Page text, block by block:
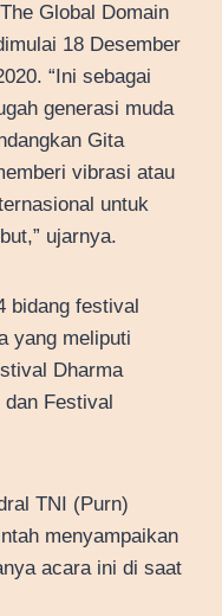
Global Domain
18 Desember
“Ini sebagai
generasi muda
Gita
vibrasi atau
untuk
ujarnya.
bidang festival
yang meliputi
Dharma
Festival
TNI (Purn)
menyampaikan
acara ini di saat